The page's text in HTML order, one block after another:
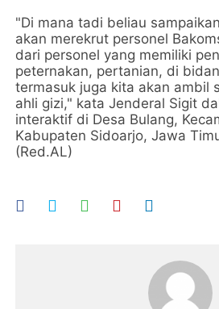
"Di mana tadi beliau
akan merekrut personel
dari personel yang memiliki
peternakan, pertanian, di
termasuk juga kita akan ambil
ahli gizi," kata Jenderal Sigit
interaktif di Desa Bulang,
Kabupaten Sidoarjo, Jawa
(Red.AL)